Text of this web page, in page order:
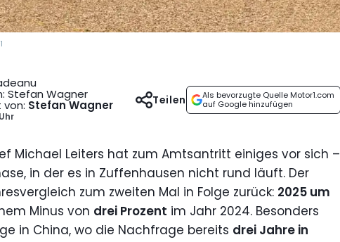
: Stefan Wagner
von: Stefan Wagner
Als bevorzugte Quelle Motor1.com
auf Google hinzufügen
Teilen
Michael Leiters hat zum Amtsantritt einiges vor sich –
in der es in Zuffenhausen nicht rund läuft. Der
zum zweiten Mal in Folge zurück: 2025 um
Minus von drei Prozent im Jahr 2024. Besonders
in China, wo die Nachfrage bereits drei Jahre in